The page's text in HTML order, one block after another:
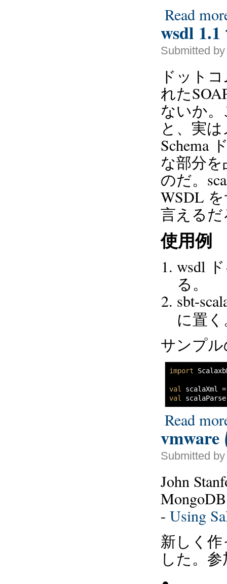
Read
wsdl
Submitted
ドット
れた
ないか
と、実
Schema
な部分
のだ。
WSDL
言える
使用例
wsdl
る。
sbt-
に置
サンプ
import
val scalaXml =
val
Read
vmware
Submitted
John
- Using
新しく
した。